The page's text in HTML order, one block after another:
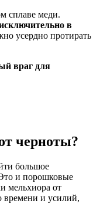
сплаве меди.
в
усердно протирать
враг для
черноты?
большое
и порошковые
мельхиора от
времени и усилий,